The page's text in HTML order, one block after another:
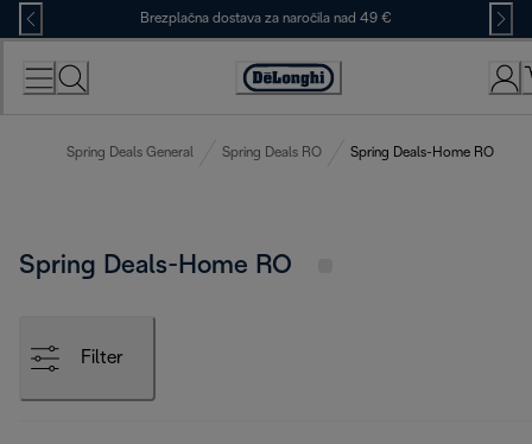
Skip
to
Content
Brezplačna dostava za naročila nad 49 €
Accessibility
Spring Deals General Spring Deals RO Spring Deals-Home RO
Spring Deals-Home RO
Filter